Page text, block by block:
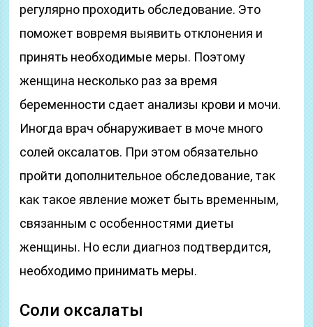
регулярно проходить обследование. Это
поможет вовремя выявить отклонения и
принять необходимые меры. Поэтому
женщина несколько раз за время
беременности сдает анализы крови и мочи.
Иногда врач обнаруживает в моче много
солей оксалатов. При этом обязательно
пройти дополнительное обследование, так
как такое явление может быть временным,
связанным с особенностями диеты
женщины. Но если диагноз подтвердится,
необходимо принимать меры.
Соли оксалаты